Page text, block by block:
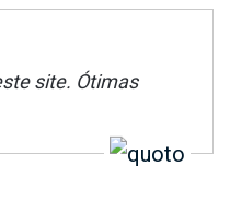
site. Ótimas